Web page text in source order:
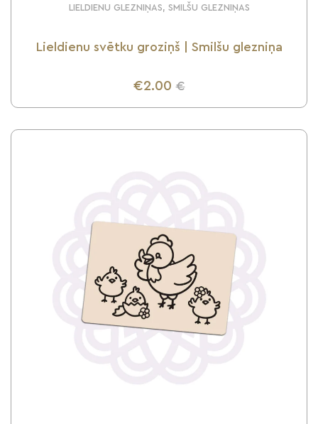
LIELDIENU GLEZNIŅAS, SMILŠU GLEZNIŅAS
Lieldienu svētku groziņš | Smilšu glezniņa
€2.00 €
UZZINI VAIRĀK